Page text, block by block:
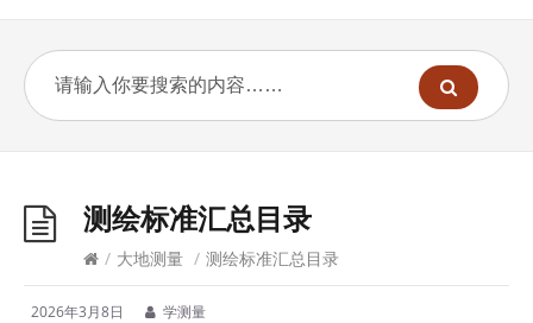
测绘标准汇总目录
/ 大地测量 / 测绘标准汇总目录
2026年3月8日 学测量